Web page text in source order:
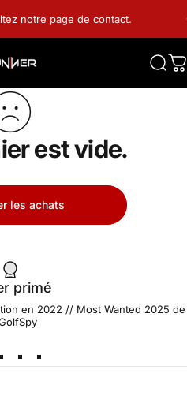
notre page de contact.
GOLF
est vide.
les achats
primé
en 2022 // Most Wanted 2025 de